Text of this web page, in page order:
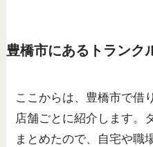
豊橋市にあるトランク
ここからは、豊橋市で借
店舗ごとに紹介します。
まとめたので、自宅や職